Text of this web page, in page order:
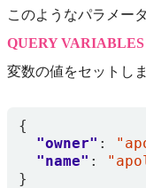
このようなパラメー
QUERY VARIABLES
変数の値をセットしま
{
"owner" :
"name" :
}